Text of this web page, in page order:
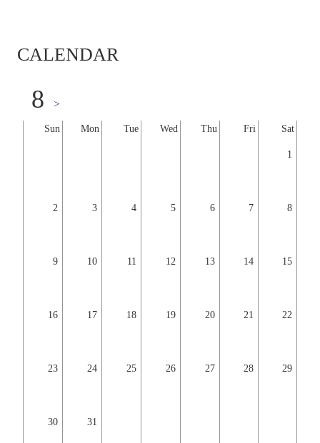
CALENDAR
Sun Mon Tue Wed Thu Fri Sat
1
2 3 4 5 6 7 8
9 10 11 12 13 14 15
16 17 18 19 20 21 22
23 24 25 26 27 28 29
30 31
8 >